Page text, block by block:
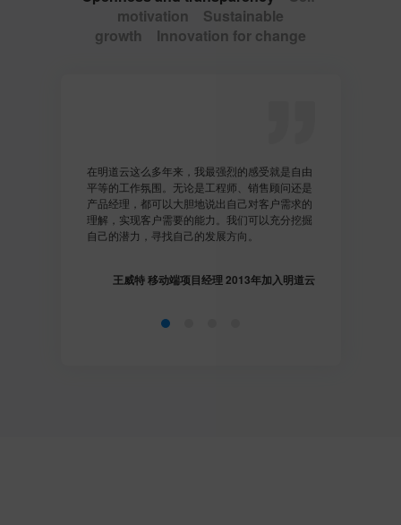
motivation
Sustainable
growth
Innovation for change
在明道云这么多年来，我最强烈的感受就是自由
平等的工作氛围。无论是工程师、销售顾问还是
产品经理，都可以大胆地说出自己对客户需求的
理解，实现客户需要的能力。我们可以充分挖掘
自己的潜力，寻找自己的发展方向。
王威特 移动端项目经理 2013年加入明道云